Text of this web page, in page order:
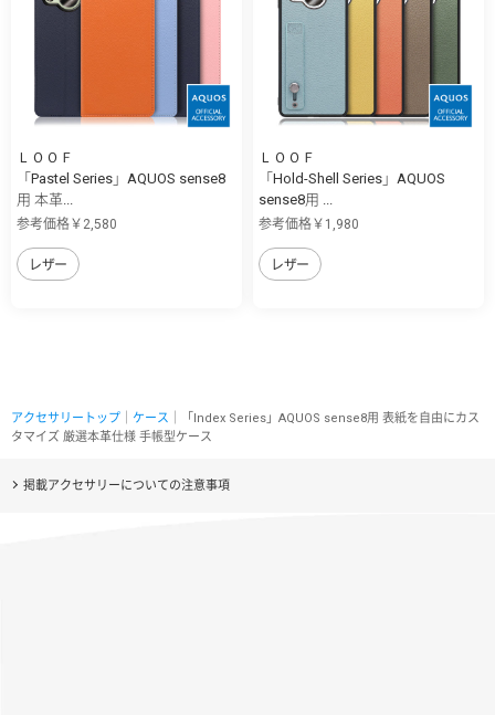
ＬＯＯＦ
「Pastel Series」AQUOS sense8
用 本革...
参考価格￥2,580
レザー
ＬＯＯＦ
「Hold-Shell Series」AQUOS
sense8用 ...
参考価格￥1,980
レザー
アクセサリートップ ケース ｜「Index Series」AQUOS sense8用 表紙を自由にカス
タマイズ 厳選本革仕様 手帳型ケース
掲載アクセサリーについての注意事項